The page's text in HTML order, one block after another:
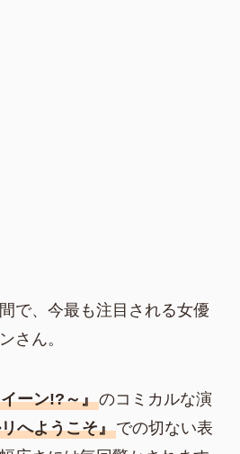
で、今最も注目される女優
さん。
ーン!?～』のコミカルな演
へようこそ』での切ない表